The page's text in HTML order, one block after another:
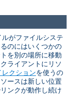
がファイルシステ
のにはいくつかの
を別の場所に移動
ライアントにリソ
レクションを使うの
ースは新しい位置
ンクが動作し続け